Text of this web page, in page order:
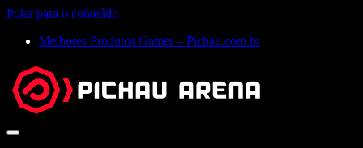
Pular para o conteúdo
Melhores Produtos Gamer – Pichau.com.br
Abrir